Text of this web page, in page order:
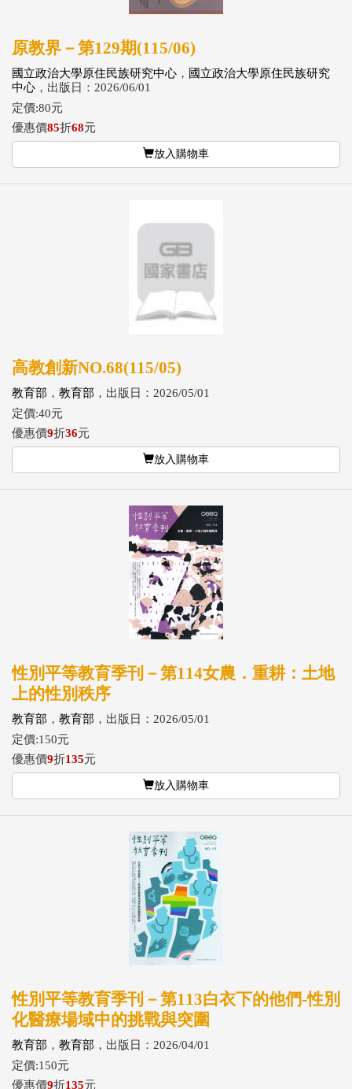
原教界－第129期(115/06)
國立政治大學原住民族研究中心 ， 國立政治大學原住民族研究
中心 ，出版日：2026/06/01
定價:80元
優惠價85折68元
放入購物車
高教創新NO.68(115/05)
教育部 ， 教育部 ，出版日：2026/05/01
定價:40元
優惠價9折36元
放入購物車
性別平等教育季刊－第114女農．重耕：土地
上的性別秩序
教育部 ， 教育部 ，出版日：2026/05/01
定價:150元
優惠價9折135元
放入購物車
性別平等教育季刊－第113白衣下的他們-性別
化醫療場域中的挑戰與突圍
教育部 ， 教育部 ，出版日：2026/04/01
定價:150元
優惠價9折135元